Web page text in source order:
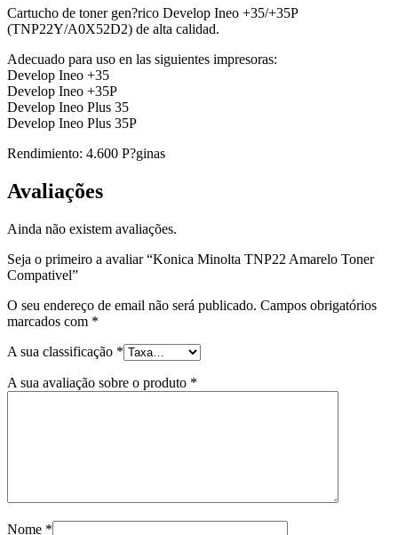
Cartucho de toner gen?rico Develop Ineo +35/+35P
(TNP22Y/A0X52D2) de alta calidad.
Adecuado para uso en las siguientes impresoras:
Develop Ineo +35
Develop Ineo +35P
Develop Ineo Plus 35
Develop Ineo Plus 35P
Rendimiento: 4.600 P?ginas
Avaliações
Ainda não existem avaliações.
Seja o primeiro a avaliar “Konica Minolta TNP22 Amarelo Toner
Compativel”
O seu endereço de email não será publicado. Campos obrigatórios
marcados com *
A sua classificação *
A sua avaliação sobre o produto *
Nome *